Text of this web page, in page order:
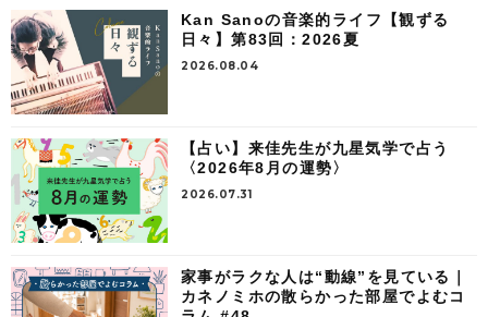
Kan Sanoの音楽的ライフ【観ずる
日々】第83回：2026夏
2026.08.04
【占い】来佳先生が九星気学で占う
〈2026年8月の運勢〉
2026.07.31
家事がラクな人は“動線”を見ている｜
カネノミホの散らかった部屋でよむコ